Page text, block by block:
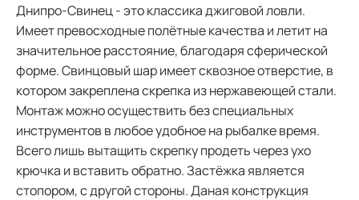
Днипро-Свинец - это классика джиговой ловли.
Имеет превосходные полётные качества и летит на
значительное расстояние, благодаря сферической
форме. Свинцовый шар имеет сквозное отверстие, в
котором закреплена скрепка из нержавеющей стали.
Монтаж можно осуществить без специальных
инструментов в любое удобное на рыбалке время.
Всего лишь вытащить скрепку продеть через ухо
крючка и вставить обратно. Застёжка является
стопором, с другой стороны. Даная конструкция